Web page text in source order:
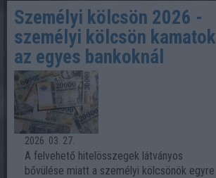
Személyi kölcsön 2026 -
személyi kölcsön kamatok
az egyes bankoknál
2026. 03. 27.
A felvehető hitelösszegek látványos
bővülése miatt a személyi kölcsönök egyre